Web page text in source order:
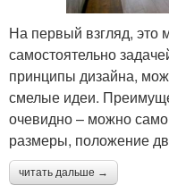
На первый взгляд, это
самостоятельно
принципы дизайна,
смелые идеи.
очевидно – можно
размеры, положение
читать дальше →